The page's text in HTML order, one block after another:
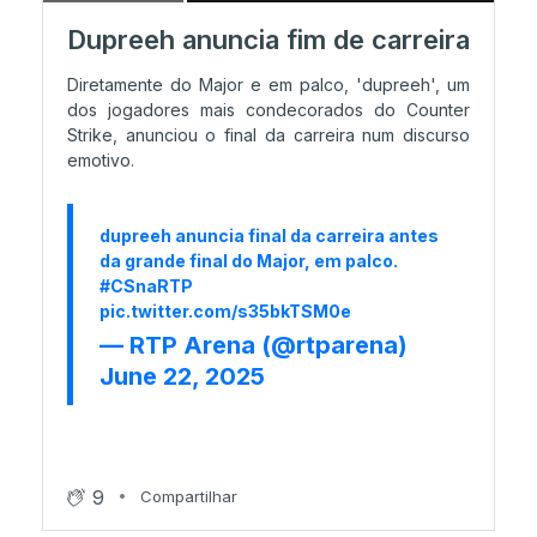
Spirit lança Major de Austin com vídeo
sensacional à la MTV
12/06 11:30
Team Liquid: Para os verdadeiros fãs do CS
10/06 22:41
FaZe fecha Stage 3
Lynn Vision no Stage 3
Dupreeh anuncia fim de carreira
Diretamente do Major e em palco, 'dupreeh', um
dos jogadores mais condecorados do Counter
Strike, anunciou o final da carreira num discurso
emotivo.
dupreeh anuncia final da carreira antes
da grande final do Major, em palco.
#CSnaRTP
pic.twitter.com/s35bkTSM0e
— RTP Arena (@rtparena)
June 22, 2025
9 Compartilhar